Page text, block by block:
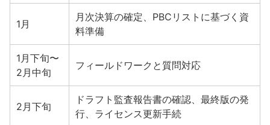
1月
月次決算の確定、PBCリストに基づく資
料準備
1月下旬〜
2月中旬
フィールドワークと質問対応
2月下旬
ドラフト監査報告書の確認、最終版の発
行、ライセンス更新手続